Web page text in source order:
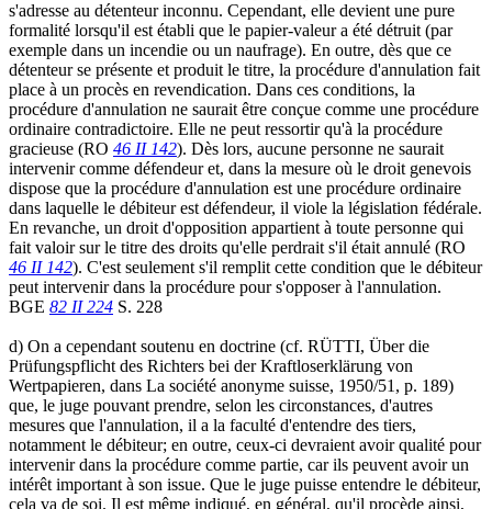
s'adresse au détenteur inconnu. Cependant, elle devient une pure
formalité lorsqu'il est établi que le papier-valeur a été détruit (par
exemple dans un incendie ou un naufrage). En outre, dès que ce
détenteur se présente et produit le titre, la procédure d'annulation fait
place à un procès en revendication. Dans ces conditions, la
procédure d'annulation ne saurait être conçue comme une procédure
ordinaire contradictoire. Elle ne peut ressortir qu'à la procédure
gracieuse (RO 46 II 142). Dès lors, aucune personne ne saurait
intervenir comme défendeur et, dans la mesure où le droit genevois
dispose que la procédure d'annulation est une procédure ordinaire
dans laquelle le débiteur est défendeur, il viole la législation fédérale.
En revanche, un droit d'opposition appartient à toute personne qui
fait valoir sur le titre des droits qu'elle perdrait s'il était annulé (RO
46 II 142). C'est seulement s'il remplit cette condition que le débiteur
peut intervenir dans la procédure pour s'opposer à l'annulation.
BGE 82 II 224 S. 228
d) On a cependant soutenu en doctrine (cf. RÜTTI, Über die
Prüfungspflicht des Richters bei der Kraftloserklärung von
Wertpapieren, dans La société anonyme suisse, 1950/51, p. 189)
que, le juge pouvant prendre, selon les circonstances, d'autres
mesures que l'annulation, il a la faculté d'entendre des tiers,
notamment le débiteur; en outre, ceux-ci devraient avoir qualité pour
intervenir dans la procédure comme partie, car ils peuvent avoir un
intérêt important à son issue. Que le juge puisse entendre le débiteur,
cela va de soi. Il est même indiqué, en général, qu'il procède ainsi,